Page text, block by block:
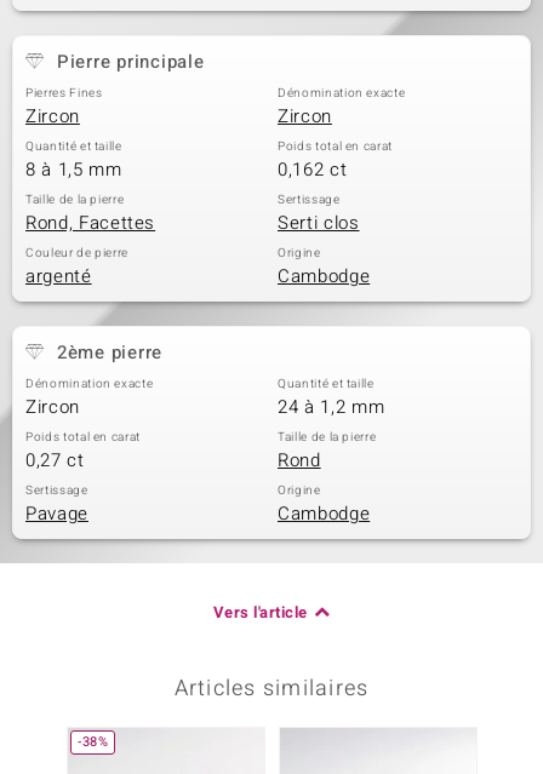
Pierre principale
Pierres Fines
Zircon
Dénomination exacte
Zircon
Quantité et taille
8 à 1,5 mm
Poids total en carat
0,162 ct
Taille de la pierre
Rond, Facettes
Sertissage
Serti clos
Couleur de pierre
argenté
Origine
Cambodge
2ème pierre
Dénomination exacte
Zircon
Quantité et taille
24 à 1,2 mm
Poids total en carat
0,27 ct
Taille de la pierre
Rond
Sertissage
Pavage
Origine
Cambodge
Vers l'article
Articles similaires
-38%